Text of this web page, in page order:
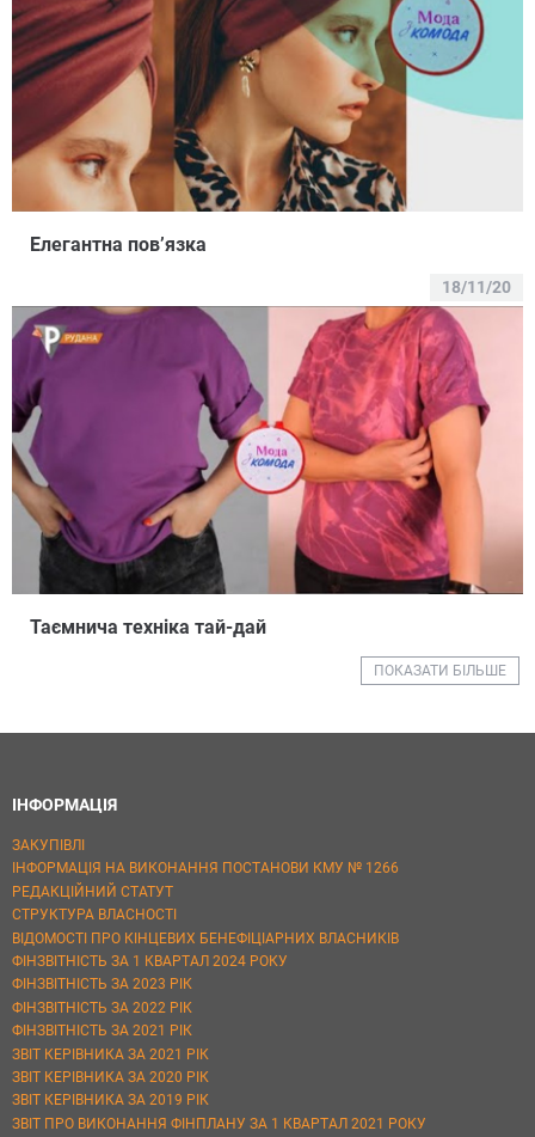
Елегантна пов’язка
18/11/20
Таємнича техніка тай-дай
ПОКАЗАТИ БІЛЬШЕ
ІНФОРМАЦІЯ
ЗАКУПІВЛІ
ІНФОРМАЦІЯ НА ВИКОНАННЯ ПОСТАНОВИ КМУ № 1266
РЕДАКЦІЙНИЙ СТАТУТ
СТРУКТУРА ВЛАСНОСТІ
ВІДОМОСТІ ПРО КІНЦЕВИХ БЕНЕФІЦІАРНИХ ВЛАСНИКІВ
ФІНЗВІТНІСТЬ ЗА 1 КВАРТАЛ 2024 РОКУ
ФІНЗВІТНІСТЬ ЗА 2023 РІК
ФІНЗВІТНІСТЬ ЗА 2022 РІК
ФІНЗВІТНІСТЬ ЗА 2021 РІК
ЗВІТ КЕРІВНИКА ЗА 2021 РІК
ЗВІТ КЕРІВНИКА ЗА 2020 РІК
ЗВІТ КЕРІВНИКА ЗА 2019 РІК
ЗВІТ ПРО ВИКОНАННЯ ФІНПЛАНУ ЗА 1 КВАРТАЛ 2021 РОКУ